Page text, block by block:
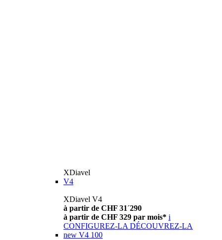
XDiavel
V4
XDiavel V4
à partir de CHF 31´290
à partir de CHF 329 par mois* i
CONFIGUREZ-LA DÉCOUVREZ-LA
new V4 100